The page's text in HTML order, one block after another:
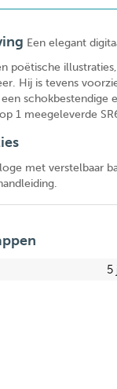
Een elegant
poëtische
Hij is tevens
schokbestendige
1 meegeleverde
met verstelbaar
5